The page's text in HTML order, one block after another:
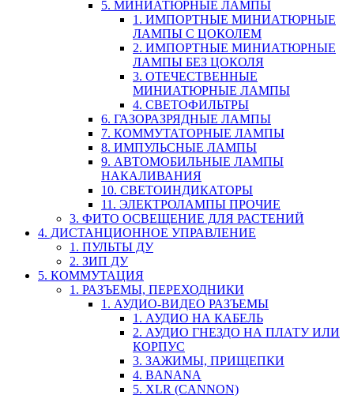
5. МИНИАТЮРНЫЕ ЛАМПЫ
1. ИМПОРТНЫЕ МИНИАТЮРНЫЕ
ЛАМПЫ С ЦОКОЛЕМ
2. ИМПОРТНЫЕ МИНИАТЮРНЫЕ
ЛАМПЫ БЕЗ ЦОКОЛЯ
3. ОТЕЧЕСТВЕННЫЕ
МИНИАТЮРНЫЕ ЛАМПЫ
4. СВЕТОФИЛЬТРЫ
6. ГАЗОРАЗРЯДНЫЕ ЛАМПЫ
7. КОММУТАТОРНЫЕ ЛАМПЫ
8. ИМПУЛЬСНЫЕ ЛАМПЫ
9. АВТОМОБИЛЬНЫЕ ЛАМПЫ
НАКАЛИВАНИЯ
10. СВЕТОИНДИКАТОРЫ
11. ЭЛЕКТРОЛАМПЫ ПРОЧИЕ
3. ФИТО ОСВЕЩЕНИЕ ДЛЯ РАСТЕНИЙ
4. ДИСТАНЦИОННОЕ УПРАВЛЕНИЕ
1. ПУЛЬТЫ ДУ
2. ЗИП ДУ
5. КОММУТАЦИЯ
1. РАЗЪЕМЫ, ПЕРЕХОДНИКИ
1. АУДИО-ВИДЕО РАЗЪЕМЫ
1. АУДИО НА КАБЕЛЬ
2. АУДИО ГНЕЗДО НА ПЛАТУ ИЛИ
КОРПУС
3. ЗАЖИМЫ, ПРИЩЕПКИ
4. BANANA
5. XLR (CANNON)